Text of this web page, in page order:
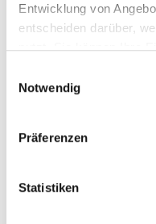
Entwicklung von
entscheiden darüber,
nutzt. Sie können Ihre
Trigger Symbol ändern
Informationen
können
Notwendig
Präferenzen
Statistiken